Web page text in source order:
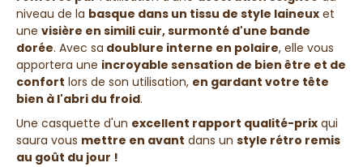
niveau de la basque dans un tissu de style laineux et
une visière en simili cuir, surmonté d'une bande
dorée. Avec sa doublure interne en polaire, elle vous
apportera une incroyable sensation de bien être et de
confort lors de son utilisation, en gardant votre tête
bien à l'abri du froid.
Une casquette d'un excellent rapport qualité-prix qui
saura vous mettre en avant dans un style rétro remis
au goût du jour !